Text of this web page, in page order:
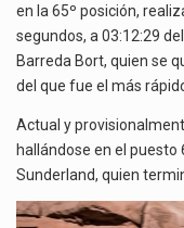
en la 65º posición,
segundos, a 03:12:29
Barreda Bort, quien se
del que fue el más
Actual y
hallándose en el puesto
Sunderland, quien